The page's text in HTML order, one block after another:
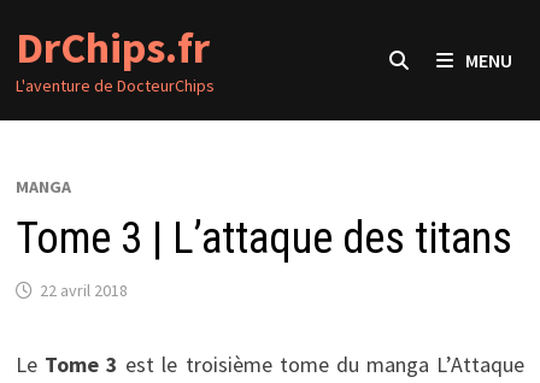
contenu
DrChips.fr
L'aventure de DocteurChips
MENU
MANGA
Tome 3 | L’attaque des titans
22 avril 2018
Le Tome 3 est le troisième tome du manga L’Attaque